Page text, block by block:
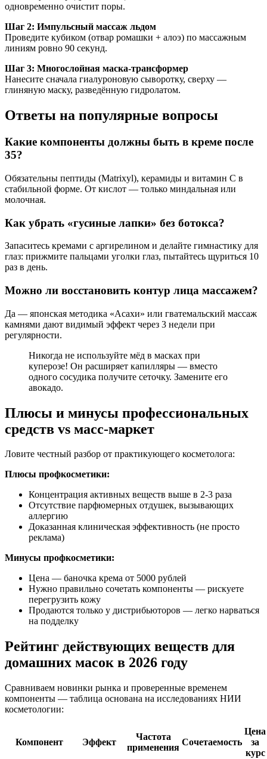
одновременно очистит поры.
Шаг 2: Импульсный массаж льдом
Проведите кубиком (отвар ромашки + алоэ) по массажным
линиям ровно 90 секунд.
Шаг 3: Многослойная маска-трансформер
Нанесите сначала гиалуроновую сыворотку, сверху —
глиняную маску, разведённую гидролатом.
Ответы на популярные вопросы
Какие компоненты должны быть в креме после
35?
Обязательны пептиды (Matrixyl), керамиды и витамин С в
стабильной форме. От кислот — только миндальная или
молочная.
Как убрать «гусиные лапки» без ботокса?
Запаситесь кремами с аргирелином и делайте гимнастику для
глаз: прижмите пальцами уголки глаз, пытайтесь щуриться 10
раз в день.
Можно ли восстановить контур лица массажем?
Да — японская методика «Асахи» или гватемальский массаж
камнями дают видимый эффект через 3 недели при
регулярности.
Никогда не используйте мёд в масках при
куперозе! Он расширяет капилляры — вместо
одного сосудика получите сеточку. Замените его
авокадо.
Плюсы и минусы профессиональных
средств vs масс-маркет
Ловите честный разбор от практикующего косметолога:
Плюсы профкосметики:
Концентрация активных веществ выше в 2-3 раза
Отсутствие парфюмерных отдушек, вызывающих
аллергию
Доказанная клиническая эффективность (не просто
реклама)
Минусы профкосметики:
Цена — баночка крема от 5000 рублей
Нужно правильно сочетать компоненты — рискуете
перегрузить кожу
Продаются только у дистрибьюторов — легко нарваться
на подделку
Рейтинг действующих веществ для
домашних масок в 2026 году
Сравниваем новинки рынка и проверенные временем
компоненты — таблица основана на исследованиях НИИ
косметологии:
Компонент Эффект
Частота
применения
Сочетаемость
Цена
за
курс